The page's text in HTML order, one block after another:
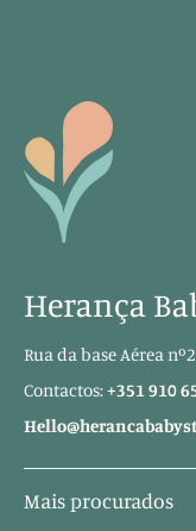
Herança
Rua da base Aérea
Contactos:+351 910
Mais procurados